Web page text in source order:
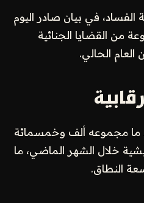
الفساد، في بيان صادر اليوم
من القضايا الجنائية
العام الحالي.
ما مجموعه ألف وخمسمائة
خلال الشهر الماضي، ما
النطاق.